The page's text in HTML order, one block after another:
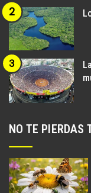
NO TE PIERDAS